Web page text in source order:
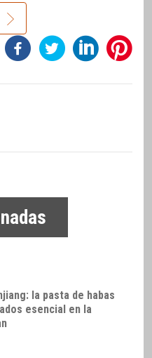
la pasta de habas
esencial en la